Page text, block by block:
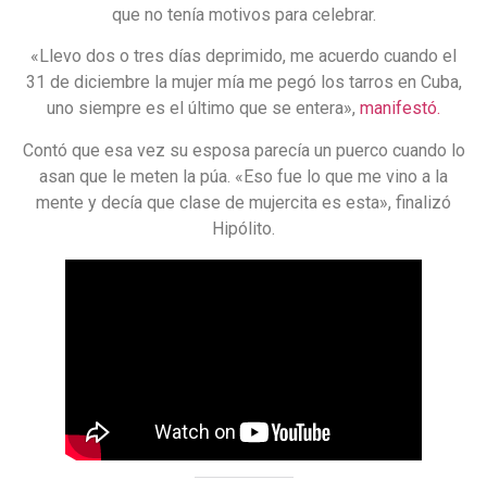
que no tenía motivos para celebrar.
«Llevo dos o tres días deprimido, me acuerdo cuando el
31 de diciembre la mujer mía me pegó los tarros en Cuba,
uno siempre es el último que se entera», manifestó.
Contó que esa vez su esposa parecía un puerco cuando lo
asan que le meten la púa. «Eso fue lo que me vino a la
mente y decía que clase de mujercita es esta», finalizó
Hipólito.